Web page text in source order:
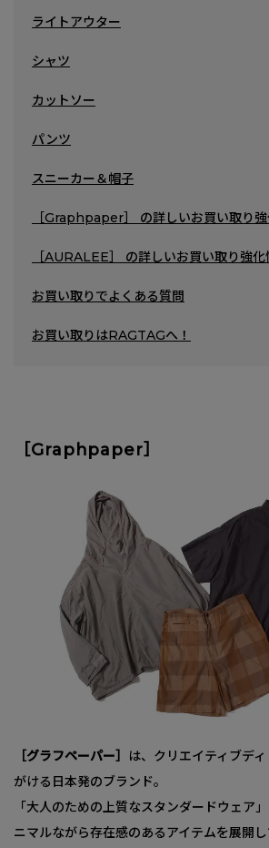
ライトアウター
シャツ
カットソー
パンツ
スニーカー＆帽子
［Graphpaper］ の詳しいお買い取り
［AURALEE］ の詳しいお買い取り強化
お買い取りでよくある質問
お買い取りはRAGTAGへ！
［Graphpaper］
［グラフペーパー］
は、クリエイティブデ
がける日本発のブランド。
「大人のための上質なスタンダードウェア
ニマルながら存在感のあるアイテムを展開